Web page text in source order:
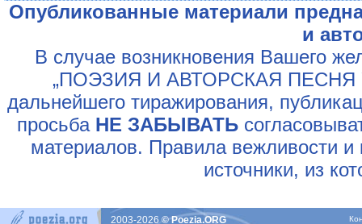
Опубликованные материали
и
В случае возникновения Вашего
„ПОЭЗИЯ И АВТОРСКАЯ ПЕСНЯ
дальнейшего тиражирования,
просьба НЕ ЗАБЫВАТЬ
материалов. Правила вежливости и
источники, из
2003-2026© Poezia.ORG